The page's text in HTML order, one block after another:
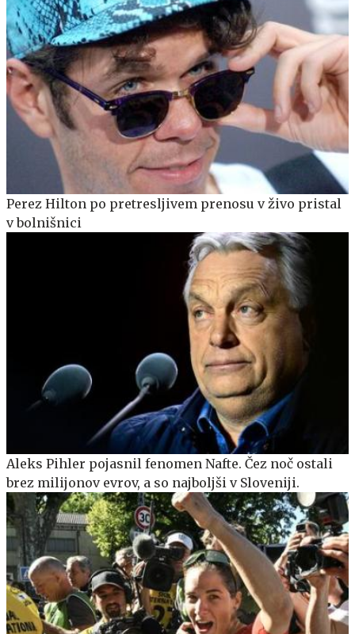
Perez Hilton po pretresljivem prenosu v živo pristal
v bolnišnici
Aleks Pihler pojasnil fenomen Nafte. Čez noč ostali
brez milijonov evrov, a so najboljši v Sloveniji.